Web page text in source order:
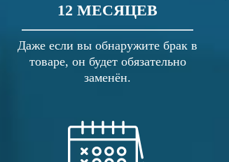
12 МЕСЯЦЕВ
Даже если вы обнаружите брак в
товаре, он будет обязательно
заменён.